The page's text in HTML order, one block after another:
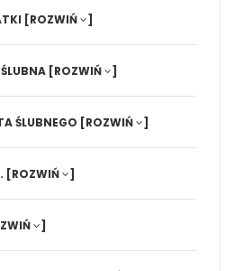
[ROZWIŃ ]
[ROZWIŃ ]
ŚLUBNEGO [ROZWIŃ ]
[ROZWIŃ ]
]